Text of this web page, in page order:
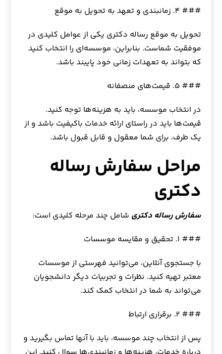
### ۴. زمانبندی و تعهد به تحویل به موقع
تحویل به موقع رساله دکتری یکی از عوامل کلیدی در
موفقیت شماست. بنابراین، موسسه‌ای را انتخاب کنید
که بتواند به تعهدات زمانی خود پایبند باشد.
### ۵. قیمت‌های منصفانه
در انتخاب موسسه، باید به هزینه‌ها توجه کنید.
قیمت‌ها باید در راستای ارائه خدمات باکیفیت باشد و از
یک طرف، برای شما معقول و قابل قبول باشد.
مراحل سفارش رساله
دکتری
سفارش رساله دکتری شامل چند مرحله کلیدی است:
### ۱. تحقیق و مقایسه موسسات
با جستجوی آنلاین، می‌توانید فهرستی از موسسات
معتبر تهیه کنید. نظرات و تجربیات دیگر دانشجویان
می‌تواند به شما در انتخاب کمک کند.
### ۲. برقراری ارتباط
پس از انتخاب چند موسسه، باید با آنها تماس بگیرید و